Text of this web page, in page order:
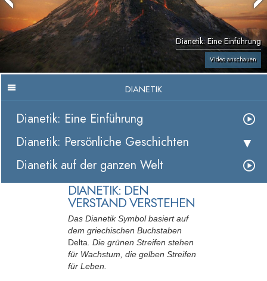
Dianetik: Eine Einführung
Video anschauen
DIANETIK
Dianetik: Eine Einführung
Dianetik: Persönliche Geschichten
Dianetik auf der ganzen Welt
DIANETIK: DEN
VERSTAND VERSTEHEN
Das Dianetik Symbol basiert auf
dem griechischen Buchstaben
Delta . Die grünen Streifen stehen
für Wachstum, die gelben Streifen
für Leben.